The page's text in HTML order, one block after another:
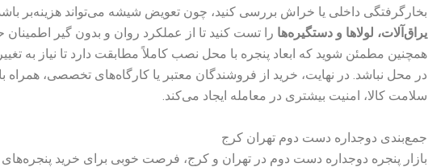
بخارگرفتگی داخلی یا خراش بررسی کنید، چون تعویض شیشه می‌تواند هزینه‌بر
یراق‌آلات، لولاها و دستگیره‌ها را تست کنید تا از عملکرد روان و بدون گیر
همچنین مطمئن شوید که ابعاد پنجره با محل نصب کاملاً مطابقت دارد تا نیاز به
در محل نباشد. در نهایت، خرید از فروشندگان معتبر یا کارگاه‌های تخصصی، همراه
سلامت کالا، امنیت بیشتری در معامله ایجاد می‌کند.
جمع‌بندی دوجداره دست دوم تهران کرج
بازار پنجره دوجداره دست دوم در تهران و کرج، فرصت خوبی برای خرید پنجره‌های